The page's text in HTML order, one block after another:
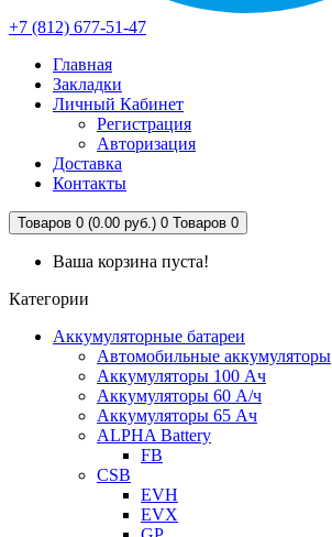
+7 (812) 677-51-47
Главная
Закладки
Личный Кабинет
Регистрация
Авторизация
Доставка
Контакты
Товаров 0 (0.00 руб.) 0 Товаров 0
Ваша корзина пуста!
Категории
Аккумуляторные батареи
Автомобильные аккумуляторы
Аккумуляторы 100 Ач
Аккумуляторы 60 А/ч
Аккумуляторы 65 Ач
ALPHA Battery
FB
CSB
EVH
EVX